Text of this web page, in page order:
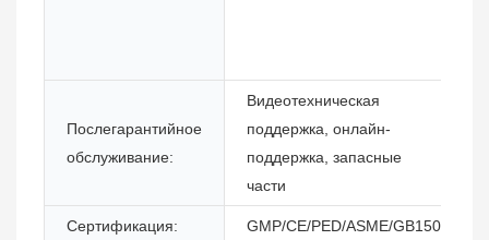
Послегарантийное
обслуживание:
Видеотехническая
поддержка, онлайн-
поддержка, запасные
части
Сертификация: GMP/CE/PED/ASME/GB150